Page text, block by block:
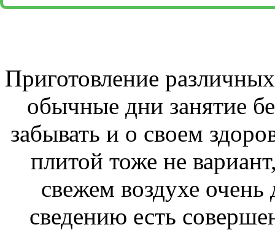
Приготовление
обычные дни занятие
забывать и о своем
плитой тоже не
свежем воздухе
сведению есть